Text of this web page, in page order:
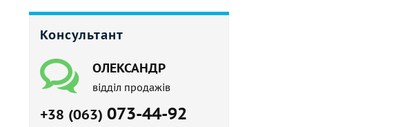
Консультант
ОЛЕКСАНДР
відділ продажів
+38 (063) 073-44-92